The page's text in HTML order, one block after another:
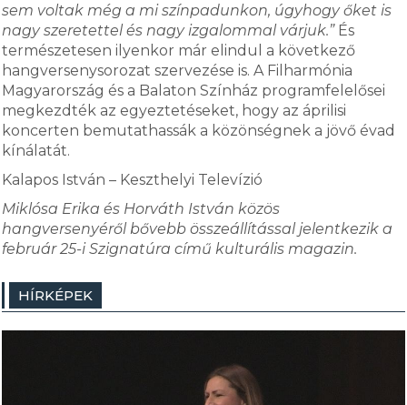
sem voltak még a mi színpadunkon, úgyhogy őket is
nagy szeretettel és nagy izgalommal várjuk.” És
természetesen ilyenkor már elindul a következő
hangversenysorozat szervezése is. A Filharmónia
Magyarország és a Balaton Színház programfelelősei
megkezdték az egyeztetéseket, hogy az áprilisi
koncerten bemutathassák a közönségnek a jövő évad
kínálatát.
Kalapos István – Keszthelyi Televízió
Miklósa Erika és Horváth István közös
hangversenyéről bővebb összeállítással jelentkezik a
február 25-i Szignatúra című kulturális magazin.
HÍRKÉPEK